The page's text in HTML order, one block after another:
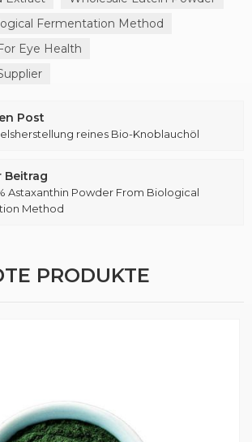
Fermentation Method
Eye Health
Post
reines Bio-Knoblauchöl
Beitrag
Astaxanthin Powder From Biological
Method
PRODUKTE